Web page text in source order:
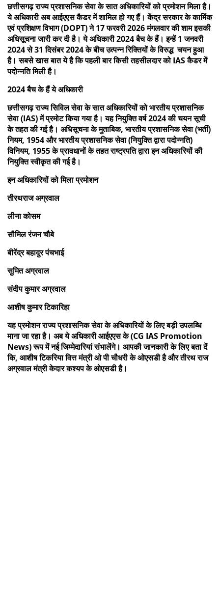
छत्तीसगढ़ राज्य प्रशासनिक सेवा के सात अधिकारियों को प्रमोशन मिला है।
ये अधिकारी अब आईएएस कैडर में शामिल हो गए हैं। केंद्र सरकार के कार्मिक
एवं प्रशिक्षण विभाग (DOPT) ने 17 फरवरी 2026 मंगलवार की शाम इसकी
अधिसूचना जारी कर दी है। ये अधिकारी 2024 बैच के हैं। इन्हें 1 जनवरी
2024 से 31 दिसंबर 2024 के बीच उत्पन्न रिक्तियों के विरुद्ध चयन हुआ
है। सबसे खास बात ये है कि पहली बार किसी तहसीलदार को IAS कैडर में
पदोन्नति मिली है।
2024 बैच के हैं ये अधिकारी
छत्तीसगढ़ राज्य सिविल सेवा के सात अधिकारियों को भारतीय प्रशासनिक
सेवा (IAS) में प्रमोट किया गया है। यह नियुक्ति वर्ष 2024 की चयन सूची
के तहत की गई है। अधिसूचना के मुताबिक, भारतीय प्रशासनिक सेवा (भर्ती)
नियम, 1954 और भारतीय प्रशासनिक सेवा (नियुक्ति द्वारा पदोन्नति)
विनियम, 1955 के प्रावधानों के तहत राष्ट्रपति द्वारा इन अधिकारियों की
नियुक्ति स्वीकृत की गई है।
इन अधिकारियों को मिला प्रमोशन
तीरथराज अग्रवाल
लीना कोसम
सौमिल रंजन चौबे
बीरेंद्र बहादुर पंचभाई
सुमित अग्रवाल
संदीप कुमार अग्रवाल
आशीष कुमार टिकारिहा
यह प्रमोशन राज्य प्रशासनिक सेवा के अधिकारियों के लिए बड़ी उपलब्धि
माना जा रहा है। अब ये अधिकारी आईएएस के (CG IAS Promotion
News) रूप में नई जिम्मेदारियां संभालेंगे। आपकी जानकारी के लिए बता दें
कि, आशीष टिकरिया वित्त मंत्री ओ पी चौधरी के ओएसडी है और तीरथ राज
अग्रवाल मंत्री केदार कश्यप के ओएसडी है।